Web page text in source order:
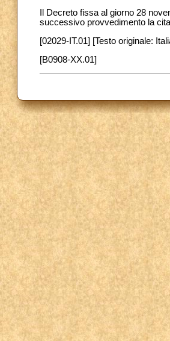
Il Decreto fissa al giorno 28
successivo provvedimento la
[02029-IT.01] [Testo originale:
[B0908-XX.01]